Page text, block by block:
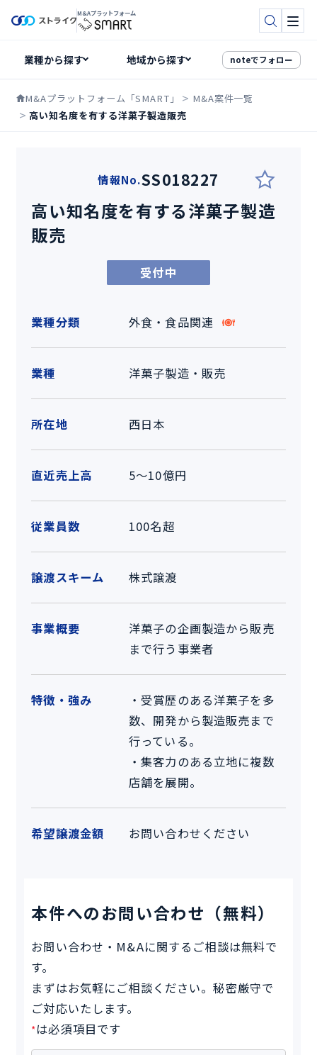
M&Aプラットフォーム
検索メ
noteでフォロー
M&Aプラットフォーム「SMART」
M&A案件一覧
高い知名度を有する洋菓子製造販売
情報No.SS018227
高い知名度を有する洋菓子製造
販売
受付中
業種分類 外食・食品関連
業種 洋菓子製造・販売
所在地 西日本
直近売上高 5～10億円
従業員数 100名超
譲渡スキーム 株式譲渡
事業概要
洋菓子の企画製造から販売
まで行う事業者
特徴・強み
・受賞歴のある洋菓子を多
数、開発から製造販売まで
行っている。
・集客力のある立地に複数
店舗を展開。
希望譲渡金額 お問い合わせください
本件へのお問い合わせ（無料）
お問い合わせ・M&Aに関するご相談は無料で
す。
まずはお気軽にご相談ください。秘密厳守で
ご対応いたします。
*は必須項目です